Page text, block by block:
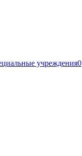
учреждения0